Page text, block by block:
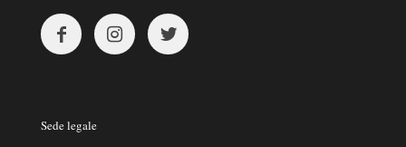
Sede legale